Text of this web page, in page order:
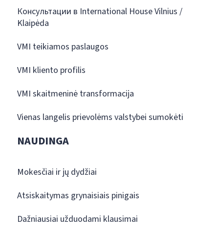
Консультации в International House Vilnius /
Klaipėda
VMI teikiamos paslaugos
VMI kliento profilis
VMI skaitmeninė transformacija
Vienas langelis prievolėms valstybei sumokėti
NAUDINGA
Mokesčiai ir jų dydžiai
Atsiskaitymas grynaisiais pinigais
Dažniausiai užduodami klausimai